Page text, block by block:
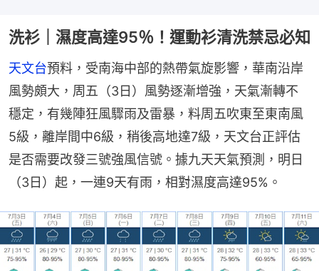
洗衫｜濕度高達95％！運動衫清洗禁忌必知
天文台預料，受南海中部的熱帶氣旋影響，華南沿岸
風勢頗大，周五（3日）風勢逐漸增強，天氣漸轉不
穩定，有幾陣狂風驟雨及雷暴，料周五吹東至東南風
5級，離岸間中6級，稍後高地達7級，天文台正評估
是否需要改發三號強風信號。據九天天氣預測，明日
（3日）起，一連9天有雨，相對濕度高達95%。